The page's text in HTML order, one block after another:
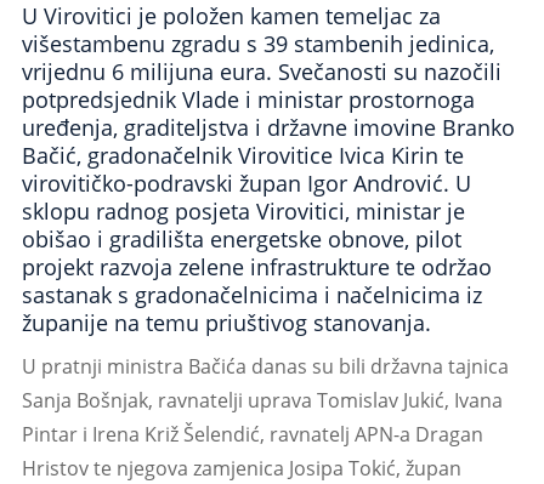
U Virovitici je položen kamen temeljac za
višestambenu zgradu s 39 stambenih jedinica,
vrijednu 6 milijuna eura. Svečanosti su nazočili
potpredsjednik Vlade i ministar prostornoga
uređenja, graditeljstva i državne imovine Branko
Bačić, gradonačelnik Virovitice Ivica Kirin te
virovitičko-podravski župan Igor Andrović. U
sklopu radnog posjeta Virovitici, ministar je
obišao i gradilišta energetske obnove, pilot
projekt razvoja zelene infrastrukture te održao
sastanak s gradonačelnicima i načelnicima iz
županije na temu priuštivog stanovanja.
U pratnji ministra Bačića danas su bili državna tajnica
Sanja Bošnjak, ravnatelji uprava Tomislav Jukić, Ivana
Pintar i Irena Križ Šelendić, ravnatelj APN-a Dragan
Hristov te njegova zamjenica Josipa Tokić, župan